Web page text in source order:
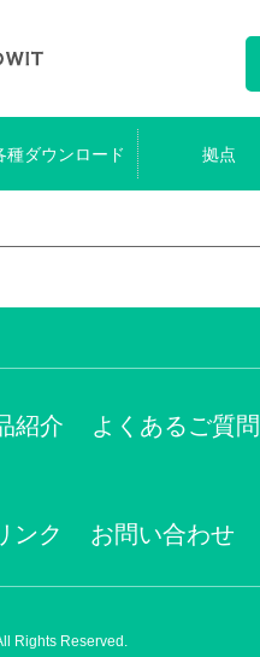
種ダウンロード 拠点
紹介 よくあるご質問
ンク お問い合わせ
Rights Reserved.